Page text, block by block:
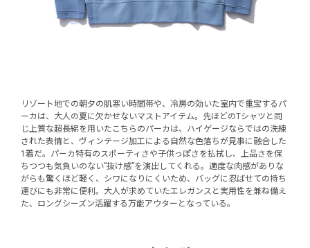
リゾート地での朝夕の肌寒い時間帯や、冷房の効いた室内で重宝するパ
ーカは、大人の夏に欠かせないマストアイテム。先ほどのTシャツと同
じ上質な超長綿を用いたこちらのパーカは、ハイゲージならではの洗練
された表情と、ヴィンテージ加工による自然な色落ちが見事に融合した
1着だ。パーカ特有のスポーティさや子供っぽさを払拭し、上品さを保
ちつつも気負いのない”抜け感”を演出してくれる。適度な肉感がありな
がらも驚くほど軽く、シワになりにくいため、バッグに忍ばせての持ち
運びにも非常に便利。大人が求めていたエレガンスと実用性を兼ね備え
た、ロングシーズン活躍する万能アウターとなっている。